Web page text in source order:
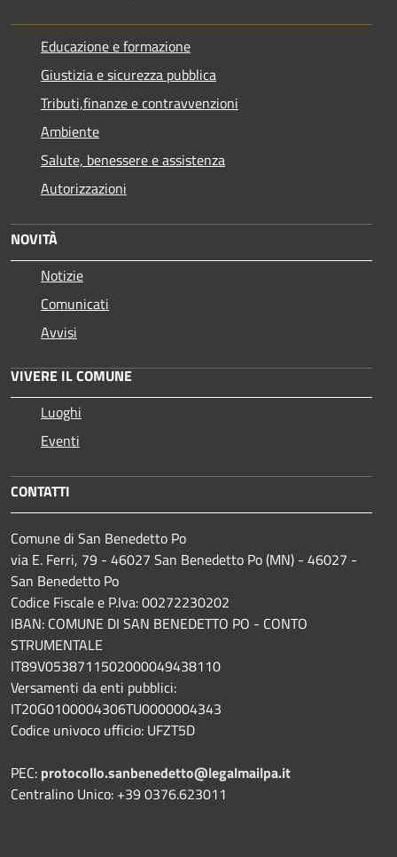
Educazione e formazione
Giustizia e sicurezza pubblica
Tributi,finanze e contravvenzioni
Ambiente
Salute, benessere e assistenza
Autorizzazioni
NOVITÀ
Notizie
Comunicati
Avvisi
VIVERE IL COMUNE
Luoghi
Eventi
CONTATTI
Comune di San Benedetto Po
via E. Ferri, 79 - 46027 San Benedetto Po (MN) - 46027 -
San Benedetto Po
Codice Fiscale e P.Iva: 00272230202
IBAN: COMUNE DI SAN BENEDETTO PO - CONTO
STRUMENTALE
IT89V0538711502000049438110
Versamenti da enti pubblici:
IT20G0100004306TU0000004343
Codice univoco ufficio: UFZT5D
PEC: protocollo.sanbenedetto@legalmailpa.it
Centralino Unico: +39 0376.623011